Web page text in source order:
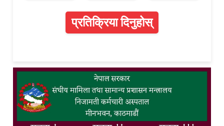
प्रतिक्रिया दिनुहोस्